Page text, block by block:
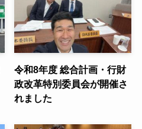
令和8年度 総合計画・行財
政改革特別委員会が開催さ
れました